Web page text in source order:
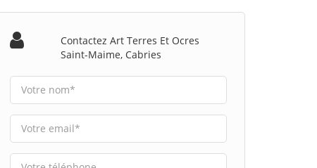
Contactez Art Terres Et Ocres
Saint-Maime, Cabries